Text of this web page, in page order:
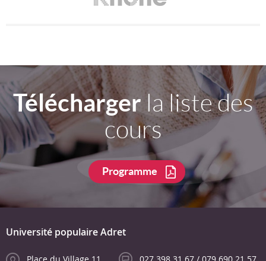
Téléchargerla liste des
cours
Programme
Université populaire Adret